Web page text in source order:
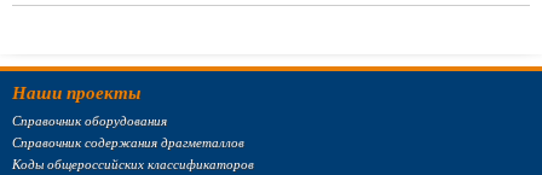
Наши проекты
Справочник оборудования
Справочник содержания драгметаллов
Коды общероссийских классификаторов